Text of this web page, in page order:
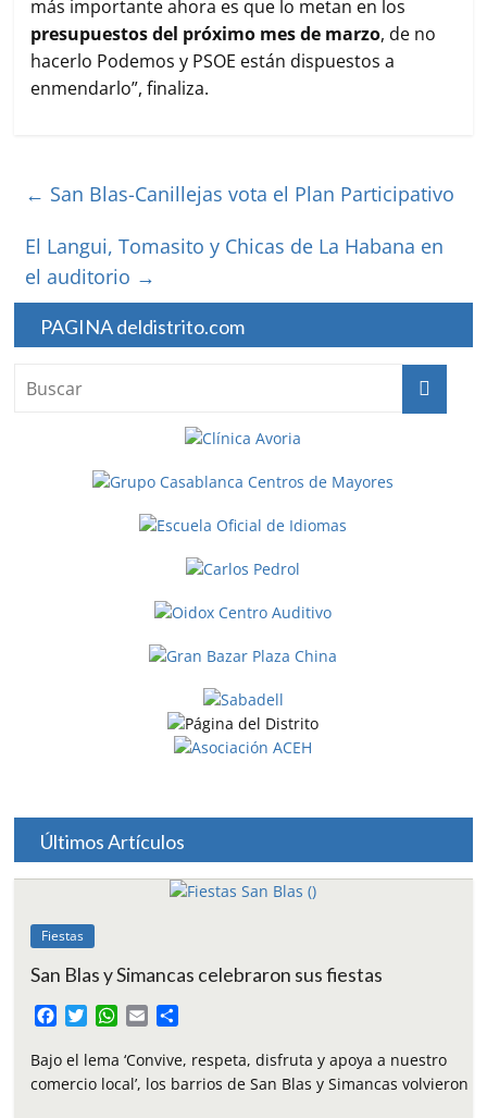
más importante ahora es que lo metan en los
presupuestos del próximo mes de marzo, de no
hacerlo Podemos y PSOE están dispuestos a
enmendarlo”, finaliza.
← San Blas-Canillejas vota el Plan Participativo
El Langui, Tomasito y Chicas de La Habana en
el auditorio →
PAGINA deldistrito.com
Últimos Artículos
Fiestas
San Blas y Simancas celebraron sus fiestas
c
e
i
t
W
a
t
a
i
m
p
Bajo el lema ‘Convive, respeta, disfruta y apoya a nuestro
comercio local’, los barrios de San Blas y Simancas volvieron